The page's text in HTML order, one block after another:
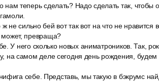
нам теперь сделать? Надо сделать так,
не сильно бей вот так вот на что не нравится
может, превраща?
У него сколько новых аниматроников. Так,
на самом деле сегодня день рождения,
себе. Представь, мы такую в бэкрумс